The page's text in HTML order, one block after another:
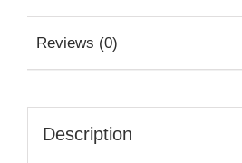
Reviews (0)
Description